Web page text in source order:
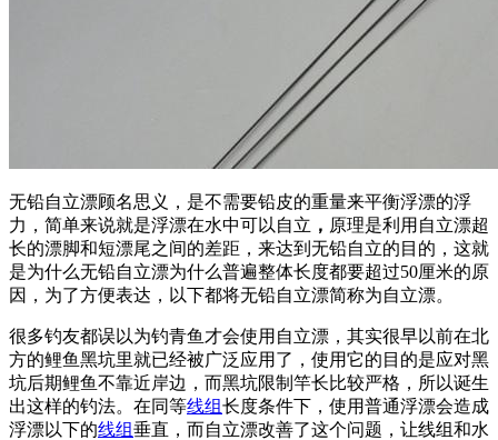
无铅自立漂顾名思义，是不需要铅皮的重量来平衡浮漂的浮
力，简单来说就是浮漂在水中可以自立 ， 原理是利用自立漂超
长的漂脚和短漂尾之间的差距，来达到无铅自立的目的，这就
是为什么无铅自立漂为什么普遍整体长度都要超过50厘米的原
因，为了方便表达，以下都将无铅自立漂简称为自立漂。
很多钓友都误以为钓青鱼才会使用自立漂，其实很早以前在北
方的鲤鱼黑坑里就已经被广泛应用了，使用它的目的是应对黑
坑后期鲤鱼不靠近岸边，而黑坑限制竿长比较严格，所以诞生
出这样的钓法。在同等线组长度条件下，使用普通浮漂会造成
浮漂以下的线组垂直，而自立漂改善了这个问题，让线组和水